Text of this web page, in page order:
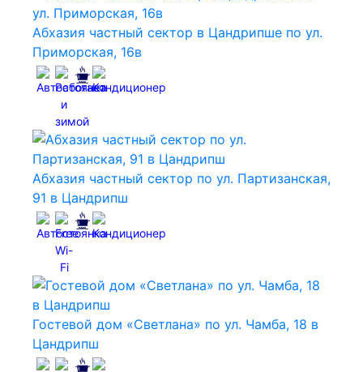
Абхазия частный сектор в Цандрипше по ул.
Приморская, 16в
Абхазия частный сектор по ул. Партизанская,
91 в Цандрипш
Гостевой дом «Светлана» по ул. Чамба, 18 в
Цандрипш